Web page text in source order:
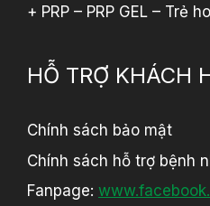
+ PRP – PRP GEL – Trẻ
HỖ TRỢ KHÁCH
Chính sách bảo mật
Chính sách hỗ trợ bệnh
Fanpage: